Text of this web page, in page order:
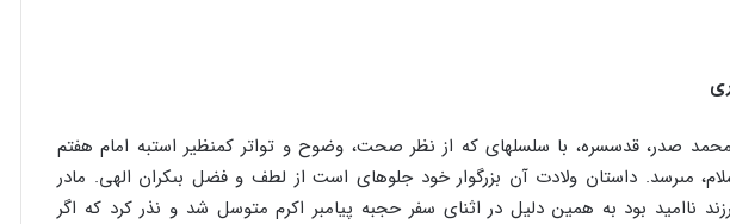
صدر، قدس‏سره، با سلسله‏اى که از نظر صحت، وضوح و تواتر کم‏نظیر است‏به امام هفتم
مى‏رسد. داستان ولادت آن بزرگوار خود جلوه‏اى است از لطف و فضل بى‏کران الهى. مادر
ناامید بود به همین دلیل در اثناى سفر حج‏به پیامبر اکرم متوسل شد و نذر کرد که اگر